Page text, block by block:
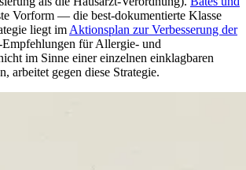
Vorform — die best-dokumentierte Klasse
liegt imAktionsplan zur Verbesserung der
für Allergie- und
im Sinne einer einzelnen einklagbaren
arbeitet gegen diese Strategie.